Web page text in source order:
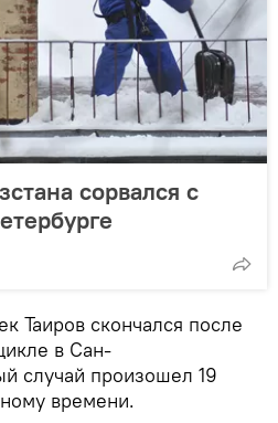
сорвался с
Таиров скончался после
в Сан-
случай произошел 19
времени.